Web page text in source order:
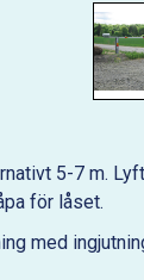
5-7 m.
för låset.
med